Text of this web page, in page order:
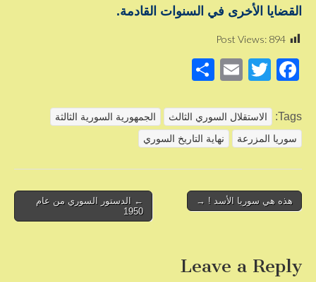
القضايا الأخرى في السنوات القادمة.
Post Views: 894
F
c
e
o
T
tt
er
E
ail
ar
e
Tags: الاستقلال السوري الثالث
الجمهورية السورية الثالثة
سوريا المزرعة
نهاية التاريخ السوري
Post
← الدستور السوري من عام
1950
هذه هي سوريا الأسد ! →
Leave a Reply